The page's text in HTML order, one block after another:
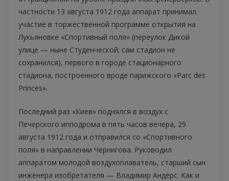
частности 13 августа 1912 года аппарат принимал
участие в торжественной программе открытия на
Лукьяновке «Спортивный поля» (переулок Дикой
улице — ныне Студенческой; сам стадион не
сохранился), первого в городе стационарного
стадиона, построенного вроде парижского «Parc des
Princes».
Последний раз «Киев» поднялся в воздух с
Печерского ипподрома в пять часов вечера, 29
августа 1912 года и отправился со «Спортивного
поля» в направлении Чернигова. Руководил
аппаратом молодой воздухоплаватель, старший сын
инженера изобретателя — Владимир Андерс. Как и